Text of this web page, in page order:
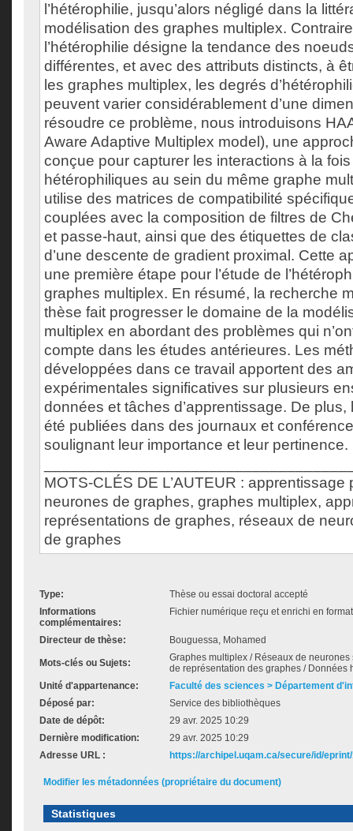
l’hétérophilie, jusqu’alors négligé dans la
modélisation des graphes multiplex.
l’hétérophilie désigne la tendance des
différentes, et avec des attributs distincts, à
les graphes multiplex, les degrés
peuvent varier considérablement d’une
résoudre ce problème, nous introduisons
Aware Adaptive Multiplex model), une
conçue pour capturer les interactions à la
hétérophiliques au sein du même graphe
utilise des matrices de compatibilité
couplées avec la composition de filtres de
et passe-haut, ainsi que des étiquettes de
d’une descente de gradient proximal. Cette
une première étape pour l’étude de
graphes multiplex. En résumé, la recherche
thèse fait progresser le domaine de la
multiplex en abordant des problèmes qui
compte dans les études antérieures. Les
développées dans ce travail apportent des
expérimentales significatives sur plusieurs
données et tâches d’apprentissage. De
été publiées dans des journaux et
soulignant leur importance et leur pertinence.
MOTS-CLÉS DE L’AUTEUR :
neurones de graphes, graphes multiplex,
représentations de graphes, réseaux de
de graphes
Type:
Thèse ou essai doctoral accepté
Informations
complémentaires:
Fichier numérique reçu et enrichi en
Directeur de thèse: Bouguessa, Mohamed
Mots-clés ou Sujets:
Graphes multiplex / Réseaux de
de représentation des graphes / Données
Unité d'appartenance:
Faculté des sciences > Département
Déposé par:
Service des bibliothèques
Date de dépôt:
29 avr. 2025 10:29
Dernière modification:
29 avr. 2025 10:29
Adresse URL :
https://archipel.uqam.ca/secure/id/
Modifier les métadonnées (propriétaire du document)
Statistiques